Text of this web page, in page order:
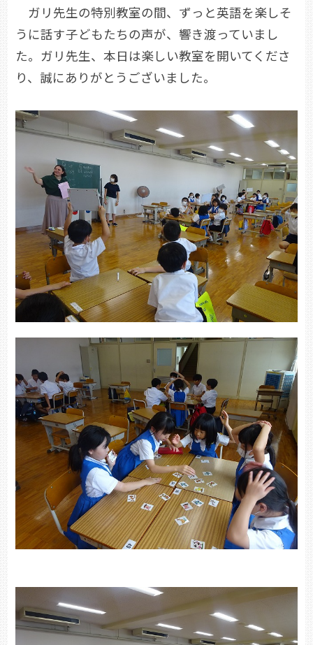
ガリ先生の特別教室の間、ずっと英語を楽しそ
うに話す子どもたちの声が、響き渡っていまし
た。ガリ先生、本日は楽しい教室を開いてくださ
り、誠にありがとうございました。